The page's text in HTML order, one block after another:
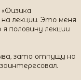
лекции. Это меня
половину лекции
зато отпущу на